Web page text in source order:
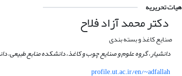
هیات تحریریه
دکتر محمد آزاد فلاح
صنایع کاغذ و بسته بندی
دانشیار، گروه علوم و صنایع چوب و کاغذ، دانشکده منابع طبیعی،
profile.ut.ac.ir/en/~adfallah